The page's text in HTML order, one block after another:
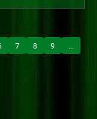
7 8 9 ...